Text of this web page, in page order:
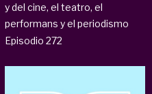
y del cine, el teatro, el
performans y el periodismo
Episodio 272